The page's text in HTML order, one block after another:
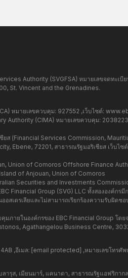
Authority (SVGFSA) หมายเลขจดทะเบี
St. Vincent and the Grenadines.
หมายเลขควบคุม: 927552 ,เว็บไซต์:
Authority (CIMA) หมายเลขควบคุม:
ยส (Financial Services Commission,
Ebene, 72201, สาธารณรัฐมอริเชียส เว็บไซ
Union of Comoros Offshore Finance
of Anjouan, Union of Comoros
Securities and Investments
Financial Group (SVG) LLC ทั้งสององค์กรมี
สเตรเลียและไม่สามารถเรียกร้องความรับผิดชอ
ภายในองค์กรของ EBC Financial Group โดย
Agathangelou Business Centre,
,อีเมล: [email protected] ,หมายเลขโทรศั
ารุส, เมียนมาร์, แคนาดา, สาธารณรัฐแอฟริกาก